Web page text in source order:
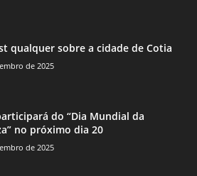
qualquer sobre a cidade de Cotia
de 2025
do “Dia Mundial da
no próximo dia 20
de 2025